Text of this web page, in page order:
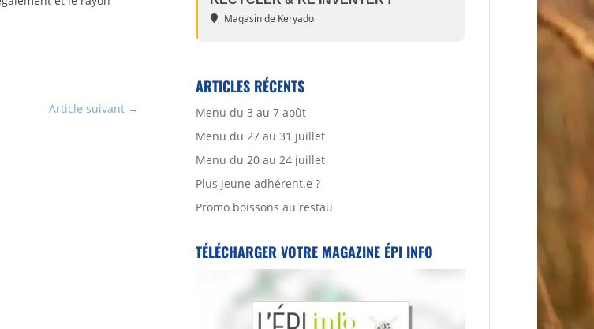
Article suivant →
Magasin de Keryado
ARTICLES RÉCENTS
Menu du 3 au 7 août
Menu du 27 au 31 juillet
Menu du 20 au 24 juillet
Plus jeune adhérent.e ?
Promo boissons au restau
TÉLÉCHARGER VOTRE MAGAZINE ÉPI INFO